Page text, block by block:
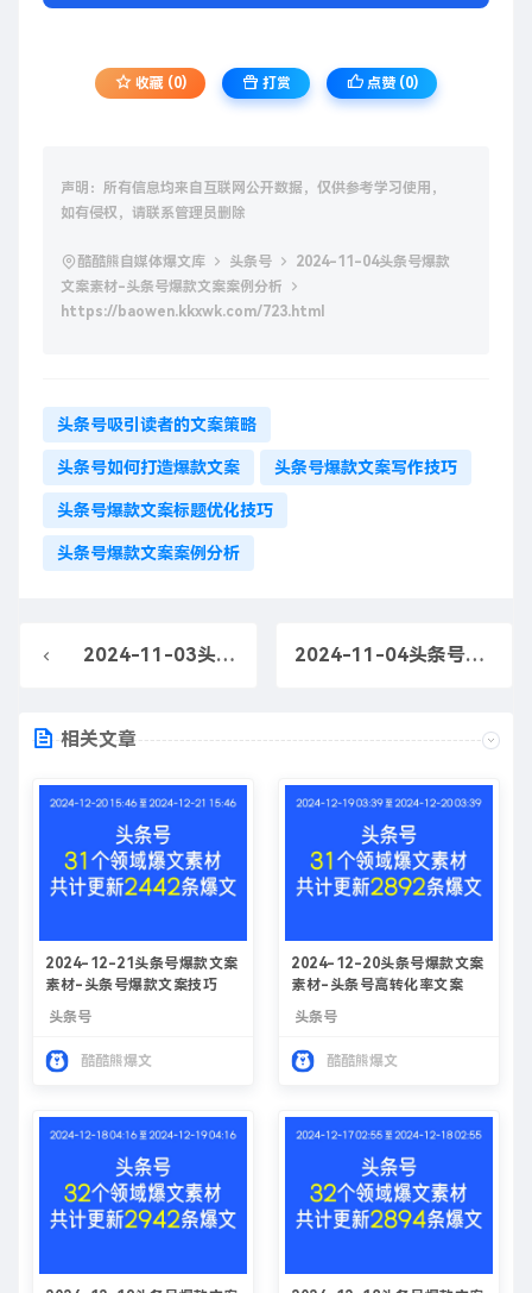
收藏 (0) 打赏 点赞 (0)
声明：所有信息均来自互联网公开数据，仅供参考学习使用，
如有侵权，请联系管理员删除
酷酷熊自媒体爆文库 头条号
2024-11-04头条号爆款
文案素材-头条号爆款文案案例分析
https://baowen.kkxwk.com/723.html
头条号吸引读者的文案策略
头条号如何打造爆款文案 头条号爆款文案写作技巧
头条号爆款文案标题优化技巧
头条号爆款文案案例分析
2024-11-03头条号爆款文案素材-头条号爆款文案案例分析 2024-11-04头条号爆款文案素材-头条号爆款文案标题优化
相关文章
2024-12-21头条号爆款文案
素材-头条号爆款文案技巧
头条号
酷酷熊爆文
2024-12-20头条号爆款文案
素材-头条号高转化率文案
头条号
酷酷熊爆文